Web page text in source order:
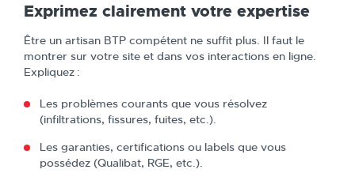
Exprimez clairement votre expertise
Être un artisan BTP compétent ne suffit plus. Il faut le
montrer sur votre site et dans vos interactions en ligne.
Expliquez :
Les problèmes courants que vous résolvez
(infiltrations, fissures, fuites, etc.).
Les garanties, certifications ou labels que vous
possédez (Qualibat, RGE, etc.).